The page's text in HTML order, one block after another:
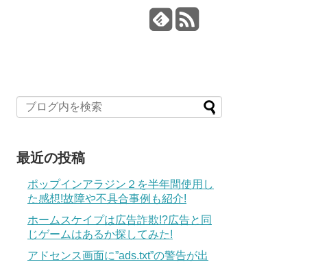
最近の投稿
ポップインアラジン２を半年間使用し
た感想!故障や不具合事例も紹介!
ホームスケイプは広告詐欺!?広告と同
じゲームはあるか探してみた!
アドセンス画面に”ads.txt”の警告が出